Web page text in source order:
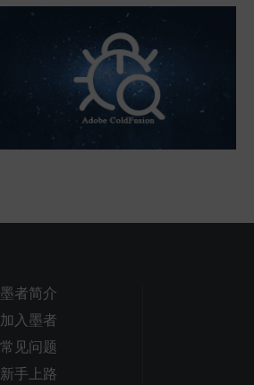
墨者简介
加入墨者
常见问题
新手上路